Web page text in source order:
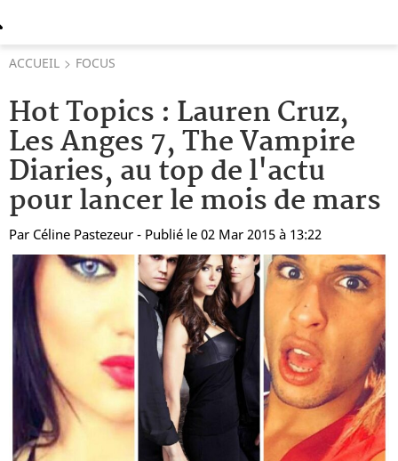
ACCUEIL FOCUS
Hot Topics : Lauren Cruz,
Les Anges 7, The Vampire
Diaries, au top de l'actu
pour lancer le mois de mars
Par Céline Pastezeur - Publié le 02 Mar 2015 à 13:22